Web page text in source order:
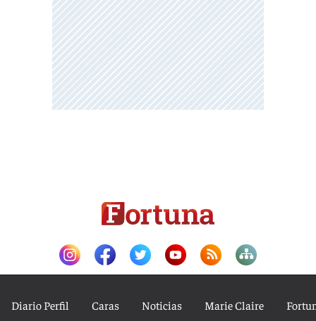
Diario Perfil Caras Noticias Marie Claire